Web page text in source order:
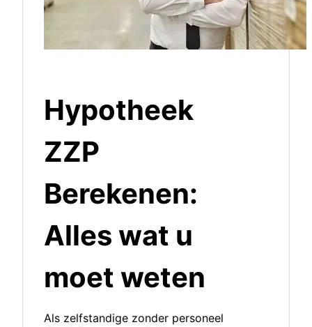
Hypotheek
ZZP
Berekenen:
Alles wat u
moet weten
Als zelfstandige zonder personeel